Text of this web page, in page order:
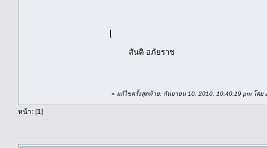
[
สันติ อภัยราช
« แก้ไขครั้งสุดท้าย: กันยายน 10, 2010, 10:40:19 pm โดย
หน้า: [1]